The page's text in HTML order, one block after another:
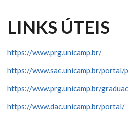
LINKS ÚTEIS
https://www.prg.unicamp.br/
https://www.sae.unicamp.br/portal/
https://www.prg.unicamp.br/
https://www.dac.unicamp.br/portal/